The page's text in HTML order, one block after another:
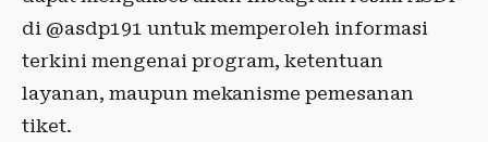
di @asdp191 untuk memperoleh informasi
terkini mengenai program, ketentuan
layanan, maupun mekanisme pemesanan
tiket.